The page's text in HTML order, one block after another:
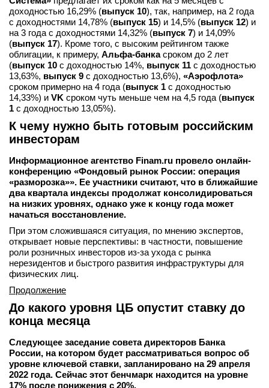
доходностью 16,29% (выпуск 10), так, например, на 2 года
с доходностями 14,78% (выпуск 15) и 14,5% (выпуск 12) и
на 3 года с доходностями 14,32% (выпуск 7) и 14,09%
(выпуск 17). Кроме того, с высоким рейтингом также
облигации, к примеру, Альфа-банкасроком до 2 лет
(выпуск 10 с доходностью 14%, выпуск 11 с доходностью
13,63%, выпуск 9 с доходностью 13,6%), «Аэрофлота»
сроком примерно на 4 года (выпуск 1 с доходностью
14,33%) и VK сроком чуть меньше чем на 4,5 года (выпуск
1 с доходностью 13,05%).
К чему нужно быть готовым российским
инвесторам
Информационное агентство Finam.ru провело онлайн-
конференцию «Фондовый рынок России: операция
«разморозка»». Ее участники считают, что в ближайшие
два квартала индексы продолжат консолидироваться
на низких уровнях, однако уже к концу года может
начаться восстановление.
При этом сложившаяся ситуация, по мнению экспертов,
открывает новые перспективы: в частности, повышение
роли розничных инвесторов из-за ухода с рынка
нерезидентов и быстрого развития инфраструктуры для
физических лиц.
Продолжение
До какого уровня ЦБ опустит ставку до
конца месяца
Следующее заседание совета директоров Банка
России, на котором будет рассматриваться вопрос об
уровне ключевой ставки, запланировано на 29 апреля
2022 года. Сейчас этот бенчмарк находится на уровне
17% после понижения с 20%.